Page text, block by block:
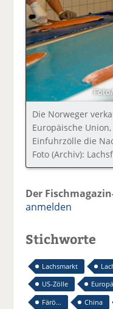
Die Norweger
Europäische
Einfuhrzölle die
Foto (Archiv):
Der
anmelden
Stichworte
Lachsmarkt
US-Zölle
Färö...
China